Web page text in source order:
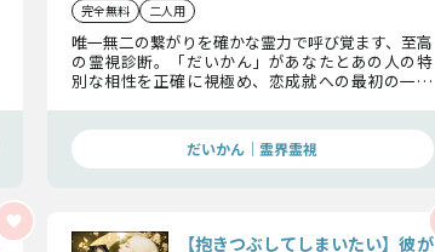
完全無料 二人用
唯一無二の繋がりを確かな霊力で呼び覚ます、至高
の霊視診断。「だいかん」があなたとあの人の特
別な相性を正確に視極め、恋成就への最初の一歩
だいかん｜霊界霊視
【抱きつぶしてしまいたい】彼が